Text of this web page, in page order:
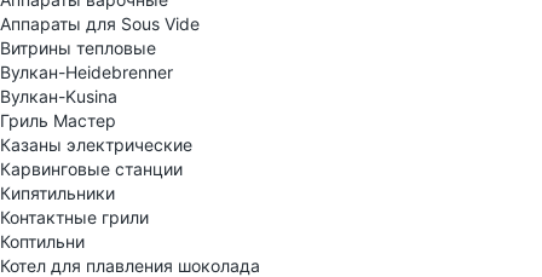
Аппараты для Sous Vide
Витрины тепловые
Вулкан-Heidebrenner
Вулкан-Kusina
Гриль Мастер
Казаны электрические
Карвинговые станции
Кипятильники
Контактные грили
Коптильни
Котел для плавления шоколада